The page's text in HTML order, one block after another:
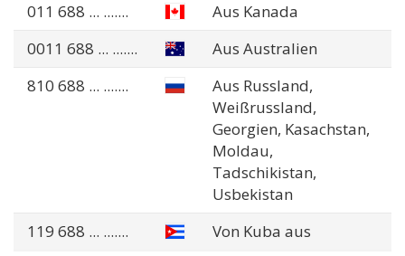
011 688 ... .......
Aus Kanada
0011 688 ... .......
Aus Australien
810 688 ... .......
Aus Russland,
Weißrussland,
Georgien, Kasachstan,
Moldau,
Tadschikistan,
Usbekistan
119 688 ... ....... Von Kuba aus